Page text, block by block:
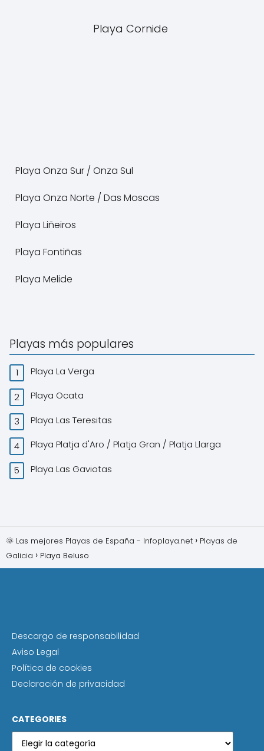
Playa Cornide
Playa Onza Sur / Onza Sul
Playa Onza Norte / Das Moscas
Playa Liñeiros
Playa Fontiñas
Playa Melide
Playas más populares
Playa La Verga
Playa Ocata
Playa Las Teresitas
Playa Platja d'Aro / Platja Gran / Platja Llarga
Playa Las Gaviotas
🌞 Las mejores Playas de España - Infoplaya.net
Playas de
Galicia
Playa Beluso
Descargo de responsabilidad
Aviso Legal
Política de cookies
Declaración de privacidad
CATEGORIES